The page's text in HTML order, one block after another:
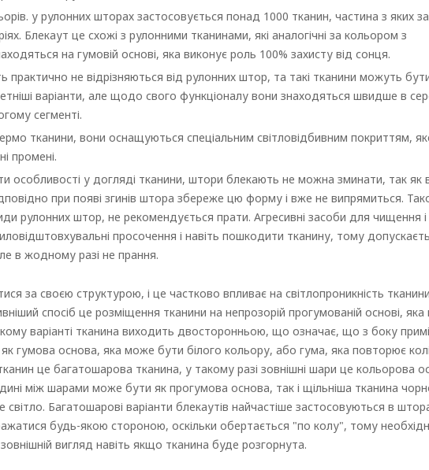
у рулонних шторах застосовується понад 1000 тканин, частина з яких
Блекаут це схожі з рулонними тканинами, які аналогічні за кольором з
на гумовій основі, яка виконує роль 100% захисту від сонця.
практично не відрізняються від рулонних штор, та такі тканини можуть
варіанти, але щодо свого функціоналу вони знаходяться швидше в
сегменті.
тканини, вони оснащуються спеціальним світловідбивним покриттям,
промені.
особливості у догляді тканини, штори блекають не можна зминати, так як
при появі згинів штора збереже цю форму і вже не випрямиться.
рулонних штор, не рекомендується прати. Агресивні засоби для чищення і
просочення і навіть пошкодити тканину, тому
в жодному разі не прання.
за своєю структурою, і це частково впливає на світлопроникність
спосіб це розміщення тканини на непрозорій прогумованій основі, яка
варіанті тканина виходить двосторонньою, що означає, що з боку
гумова основа, яка може бути білого кольору, або гума, яка повторює
це багатошарова тканина, у такому разі зовнішні шари це кольорова
між шарами може бути як прогумова основа, так і щільніша тканина
Багатошарові варіанти блекаутів найчастіше застосовуються в
будь-якою стороною, оскільки обертається "по колу", тому
вигляд навіть якщо тканина буде розгорнута.